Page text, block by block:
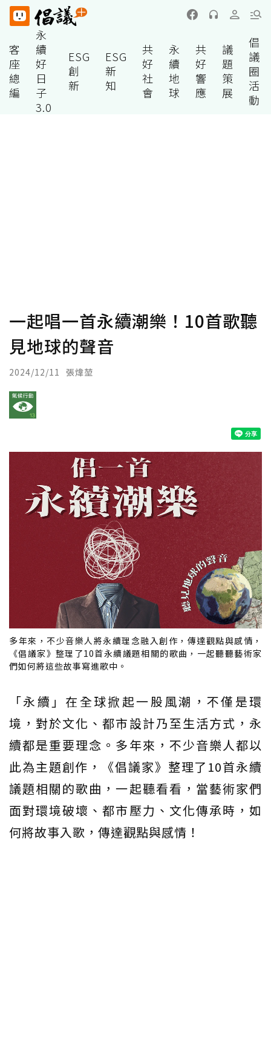
客
座
總
編
永
續
好
日
子
3.0
ESG
創
新
ESG
新
知
共
好
社
會
永
續
地
球
共
好
響
應
議
題
策
展
倡
議
圈
活
動
一起唱一首永續潮樂！10首歌聽
見地球的聲音
2024/12/11 張煒堃
多年來，不少音樂人將永續理念融入創作，傳達觀點與感情，
《倡議家》整理了10首永續議題相關的歌曲，一起聽聽藝術家
們如何將這些故事寫進歌中。
「永續」在全球掀起一股風潮，不僅是環
境，對於文化、都市設計乃至生活方式，永
續都是重要理念。多年來，不少音樂人都以
此為主題創作，《倡議家》整理了10首永續
議題相關的歌曲，一起聽看看，當藝術家們
面對環境破壞、都市壓力、文化傳承時，如
何將故事入歌，傳達觀點與感情！